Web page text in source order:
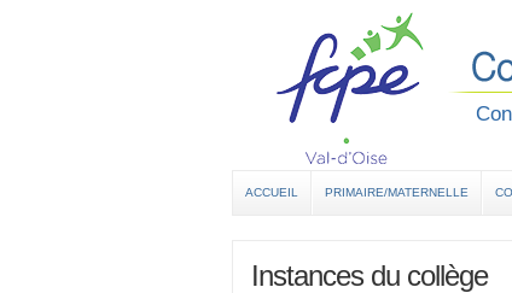
ACCUEIL PRIMAIRE/MATERNELLE
Instances du collège